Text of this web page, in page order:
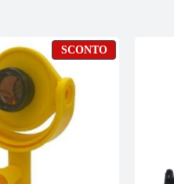
SCONTOPRODOTTO
IN